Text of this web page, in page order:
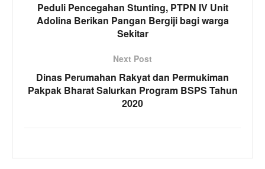
Peduli Pencegahan Stunting, PTPN IV Unit
Adolina Berikan Pangan Bergiji bagi warga
Sekitar
Next Post
Dinas Perumahan Rakyat dan Permukiman
Pakpak Bharat Salurkan Program BSPS Tahun
2020